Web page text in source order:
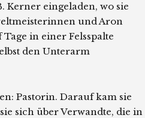
Kerner eingeladen, wo sie
und Aron
in einer Felsspalte
den Unterarm
Pastorin. Darauf kam sie
sich über Verwandte, die in